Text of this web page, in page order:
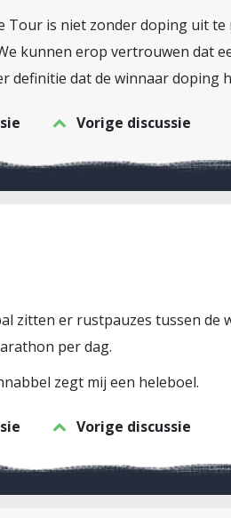
is niet zonder doping uit
kunnen erop vertrouwen dat
definitie dat de winnaar doping
Vorige discussie
zitten er rustpauzes tussen de
per dag.
zegt mij een heleboel.
Vorige discussie